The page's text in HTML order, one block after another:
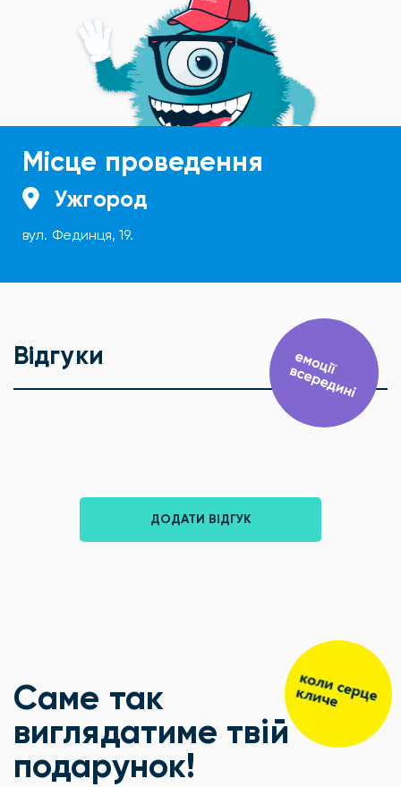
Місце проведення
Ужгород
вул. Фединця, 19.
Відгуки
ДОДАТИ ВІДГУК
Саме так
виглядатиме твій
подарунок!